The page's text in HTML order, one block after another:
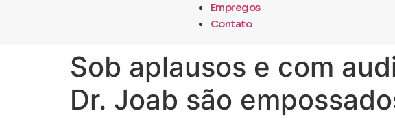
Empregos
Contato
Sob aplausos e com
Dr. Joab são